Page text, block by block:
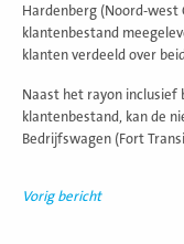
Hardenberg (Noord-west
klantenbestand
klanten verdeeld over
Naast het rayon
klantenbestand, kan de
Bedrijfswagen (Fort
Vorig bericht